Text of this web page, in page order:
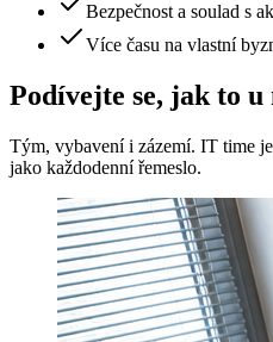
Bezpečnost a soulad s
Více času na vlastní
Podívejte se, jak to u
Tým, vybavení i zázemí. IT time
jako každodenní řemeslo.